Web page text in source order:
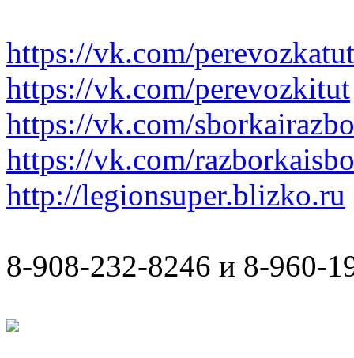
https://vk.com/perevozkatut
https://vk.com/perevozkitut
https://vk.com/
https://vk.com/
http://legionsuper.blizko.ru
8-908-232-8246 и 8-960-